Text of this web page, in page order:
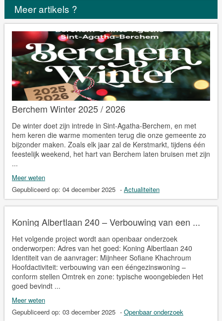
Meer artikels ?
Berchem Winter 2025 / 2026
De winter doet zijn intrede in Sint-Agatha-Berchem, en met
hem keren die warme momenten terug die onze gemeente zo
bijzonder maken. Zoals elk jaar zal de Kerstmarkt, tijdens één
feestelijk weekend, het hart van Berchem laten bruisen met zijn
...
Meer weten
Gepubliceerd op: 04 december 2025 - Actualiteiten
Koning Albertlaan 240 – Verbouwing van een ...
Het volgende project wordt aan openbaar onderzoek
onderworpen: Adres van het goed: Koning Albertlaan 240
Identiteit van de aanvrager: Mijnheer Sofiane Khachroum
Hoofdactiviteit: verbouwing van een ééngezinswoning –
conform stellen Omtrek en zone: typische woongebieden Het
goed bevindt ...
Meer weten
Gepubliceerd op: 03 december 2025 - Openbaar onderzoek